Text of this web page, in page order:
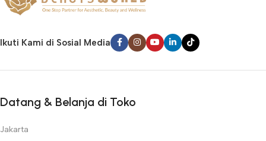
Ikuti Kami di Sosial Media
Datang & Belanja di Toko
Jakarta